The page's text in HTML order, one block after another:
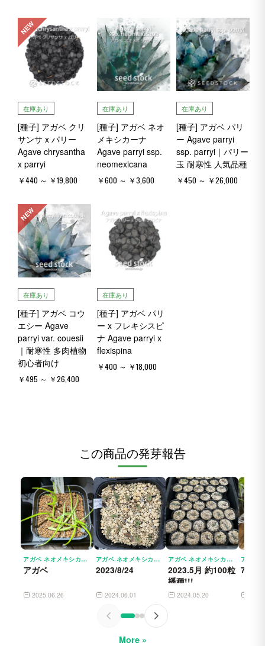
NEW
在庫あり
[種子] アガベ クリ
サンサ x パリー
Agave chrysantha
x parryi
￥440 ～ ￥19,800
在庫あり
[種子] アガベ ネオ
メキシカーナ
Agave parryi ssp.
neomexicana
￥600 ～ ￥3,600
在庫あり
[種子] アガベ パリ
ー Agave parryi
ssp. parryi｜パリー
玉 耐寒性 人気品種
￥450 ～ ￥26,000
NEW
在庫あり
[種子] アガベ コウ
エシー Agave
parryi var. couesii
｜耐寒性 多肉植物
初心者向け
￥495 ～ ￥26,400
在庫あり
[種子] アガベ パリ
ー x フレキシスピ
ナ Agave parryi x
flexispina
￥400 ～ ￥18,000
この商品の発芽報告
アガベ ネオメキシカーナ シエラブランカ AGAVE PARRYI SSP. NEOMEXICANA SIERRA BLANCA
アガベ
2025.06.26
アガベ ネオメキシカーナ シエラブランカ AGAVE PARRYI SSP. NEOMEXICANA SIERRA BLANCA
2023/8/24
2024.06.01
アガベ ネオメキシカーナ シエラブランカ AGAVE PARRYI SSP. NEOMEXICANA SIERRA BLANCA
2023.5月 約100粒
播種!!!
2024.05.20
7ヶ月
More »